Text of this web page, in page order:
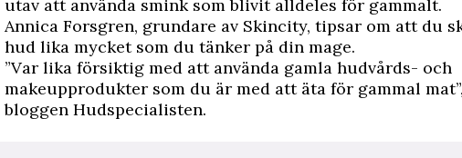
utav att använda smink som blivit alldeles för gammalt.
Annica Forsgren, grundare av Skincity, tipsar om att du
hud lika mycket som du tänker på din mage.
”Var lika försiktig med att använda gamla hudvårds- och
makeupprodukter som du är med att äta för gammal
bloggen Hudspecialisten.